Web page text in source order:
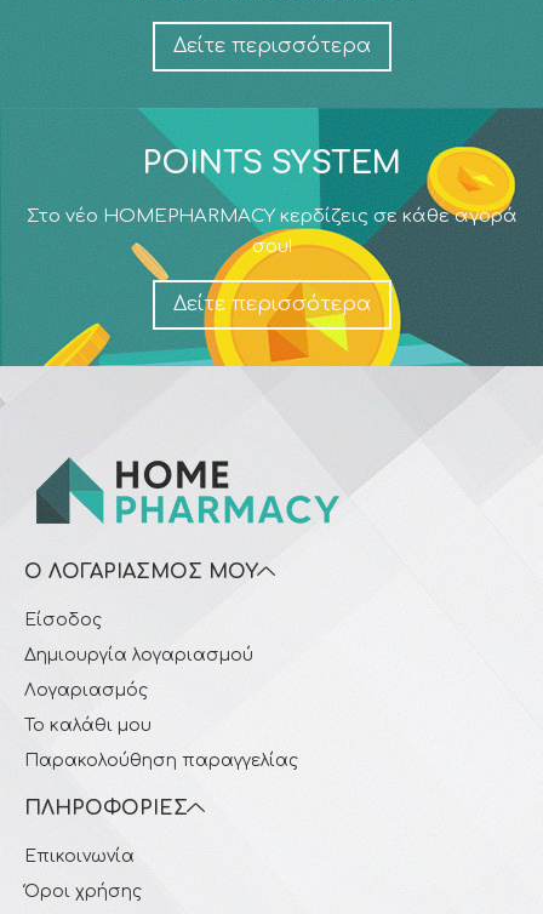
Δείτε περισσότερα
POINTS SYSTEM
Στο νέο HOMEPHARMACY κερδίζεις σε κάθε αγορά
σου!
Δείτε περισσότερα
Ο ΛΟΓΑΡΙΑΣΜΌΣ ΜΟΥ
Είσοδος
Δημιουργία λογαριασμού
Λογαριασμός
Το καλάθι μου
Παρακολούθηση παραγγελίας
ΠΛΗΡΟΦΟΡΊΕΣ
Επικοινωνία
Όροι χρήσης